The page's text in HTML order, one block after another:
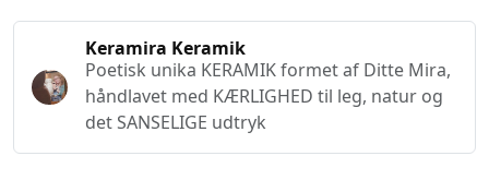
Keramira Keramik
Poetisk unika KERAMIK formet af Ditte Mira,
håndlavet med KÆRLIGHED til leg, natur og
det SANSELIGE udtryk